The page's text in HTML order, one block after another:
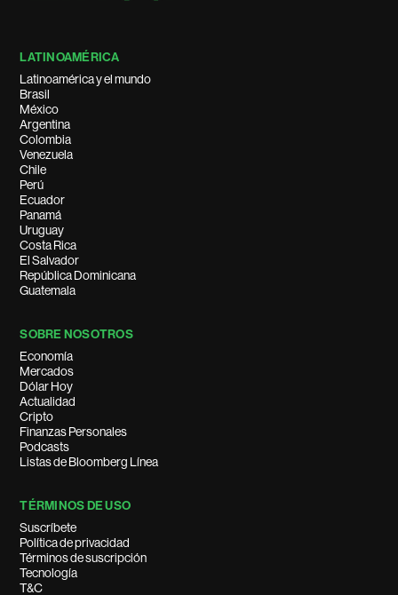
LATINOAMÉRICA
Latinoamérica y el mundo
Brasil
México
Argentina
Colombia
Venezuela
Chile
Perú
Ecuador
Panamá
Uruguay
Costa Rica
El Salvador
República Dominicana
Guatemala
SOBRE NOSOTROS
Economía
Mercados
Dólar Hoy
Actualidad
Cripto
Finanzas Personales
Podcasts
Listas de Bloomberg Línea
TÉRMINOS DE USO
Suscríbete
Política de privacidad
Términos de suscripción
Tecnología
T&C